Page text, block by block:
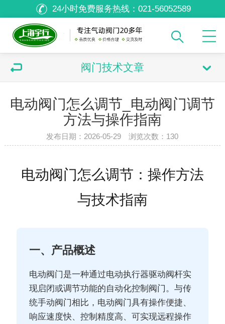
24小时免费服务热线： 021-56052589
阀门技术文章
电动阀门怎么调节_电动阀门调节
方法与操作指南
发布日期：2026-05-29 浏览次数： 130
电动阀门怎么调节：操作方法
与技术指南
一、产品概述
电动阀门是一种通过电动执行器驱动阀杆实
现启闭或调节功能的自动化控制阀门。与传
统手动阀门相比，电动阀门具有操作便捷、
响应速度快、控制精度高、可实现远程操作